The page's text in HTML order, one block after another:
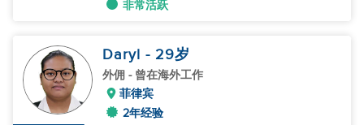
非常活跃
Daryl - 29岁
外佣 - 曾在海外工作
菲律宾
2年经验